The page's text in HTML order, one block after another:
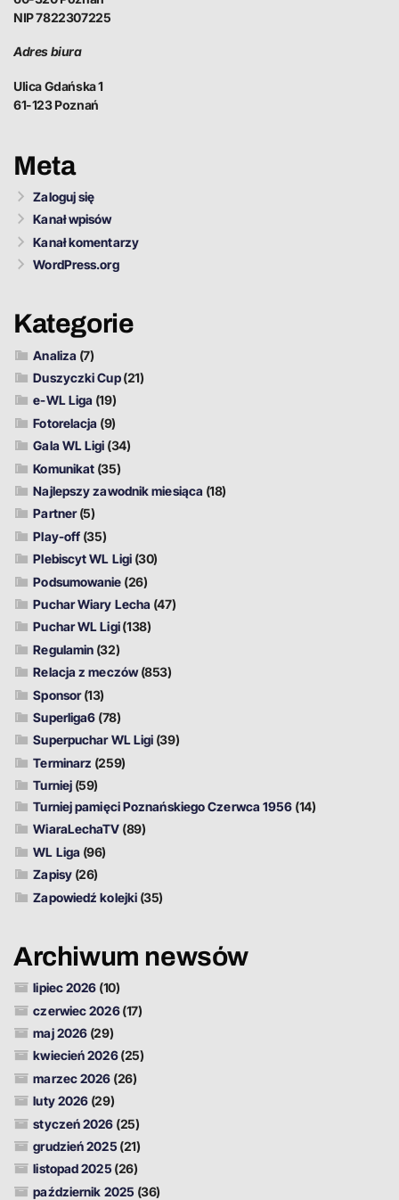
NIP 7822307225
Adres biura
Ulica Gdańska 1
61-123 Poznań
Meta
Zaloguj się
Kanał wpisów
Kanał komentarzy
WordPress.org
Kategorie
Analiza (7)
Duszyczki Cup(21)
e-WL Liga (19)
Fotorelacja (9)
Gala WL Ligi (34)
Komunikat (35)
Najlepszy zawodnik miesiąca (18)
Partner(5)
Play-off (35)
Plebiscyt WL Ligi (30)
Podsumowanie (26)
Puchar Wiary Lecha (47)
Puchar WL Ligi(138)
Regulamin (32)
Relacja z meczów(853)
Sponsor(13)
Superliga6 (78)
Superpuchar WL Ligi (39)
Terminarz (259)
Turniej (59)
Turniej pamięci Poznańskiego Czerwca 1956 (14)
WiaraLechaTV (89)
WL Liga (96)
Zapisy(26)
Zapowiedź kolejki (35)
Archiwum newsów
lipiec 2026 (10)
czerwiec 2026(17)
maj 2026 (29)
kwiecień 2026(25)
marzec 2026 (26)
luty 2026 (29)
styczeń 2026 (25)
grudzień 2025 (21)
listopad 2025 (26)
październik 2025 (36)